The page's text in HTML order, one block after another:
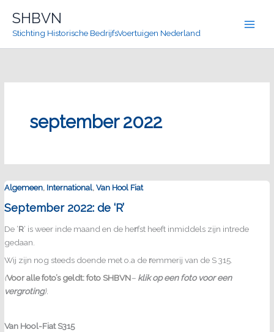
naar
inhoud
SHBVN
Stichting Historische BedrijfsVoertuigen Nederland
september 2022
Algemeen, International,Van Hool Fiat
September 2022: de ‘R’
De ‘R‘ is weer inde maand en de herfst heeft inmiddels zijn intrede
gedaan.
Wij zijn nog steeds doende met o.a de remmerij van de S 315.
(Voor alle foto’s geldt: foto SHBVN– klik op een foto voor een
vergroting).
Van Hool-Fiat S315